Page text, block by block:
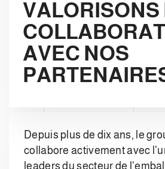
VALORISONS
AVEC NOS
Depuis plus de dix ans, le
collabore activement avec
leaders du secteur de